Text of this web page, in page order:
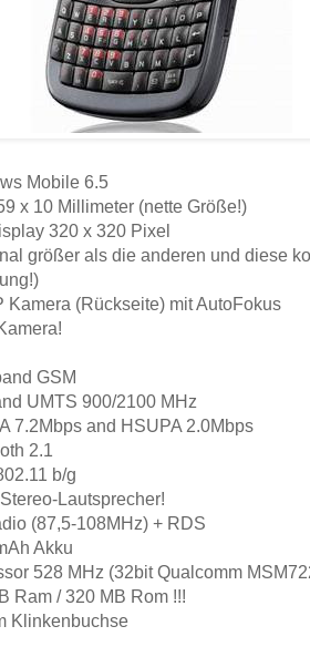
Mobile 6.5
x 10 Millimeter (nette Größe!)
320 x 320 Pixel
größer als die anderen und diese
Kamera (Rückseite) mit AutoFokus
GSM
UMTS 900/2100 MHz
7.2Mbps and HSUPA 2.0Mbps
2.1
b/g
Lautsprecher!
(87,5-108MHz) + RDS
Akku
528 MHz (32bit Qualcomm
Ram / 320 MB Rom !!!
Klinkenbuchse